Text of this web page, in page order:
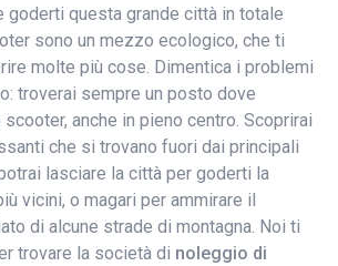
goderti questa grande città in totale
sono un mezzo ecologico, che ti
molte più cose. Dimentica i problemi
troverai sempre un posto dove
anche in pieno centro. Scoprirai
che si trovano fuori dai principali
lasciare la città per goderti la
vicini, o magari per ammirare il
di alcune strade di montagna. Noi ti
trovare la società di noleggio di